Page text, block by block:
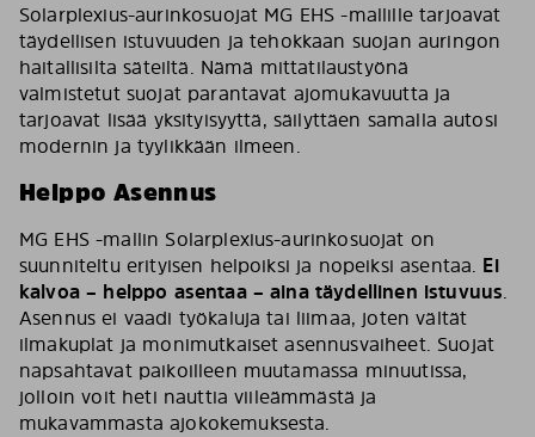
Solarplexius-aurinkosuojat MG EHS -mallille tarjoavat
täydellisen istuvuuden ja tehokkaan suojan auringon
haitallisilta säteiltä. Nämä mittatilaustyönä
valmistetut suojat parantavat ajomukavuutta ja
tarjoavat lisää yksityisyyttä, säilyttäen samalla autosi
modernin ja tyylikkään ilmeen.
Helppo Asennus
MG EHS -mallin Solarplexius-aurinkosuojat on
suunniteltu erityisen helpoiksi ja nopeiksi asentaa. Ei
kalvoa – helppo asentaa – aina täydellinen istuvuus.
Asennus ei vaadi työkaluja tai liimaa, joten vältät
ilmakuplat ja monimutkaiset asennusvaiheet. Suojat
napsahtavat paikoilleen muutamassa minuutissa,
jolloin voit heti nauttia viileämmästä ja
mukavammasta ajokokemuksesta.